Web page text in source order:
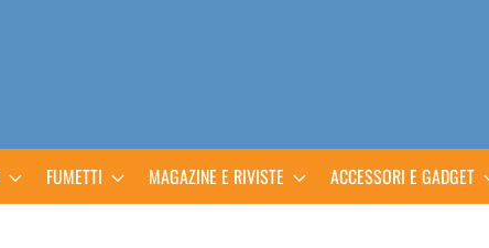
FUMETTI MAGAZINE E RIVISTE ACCESSORI E GADGET